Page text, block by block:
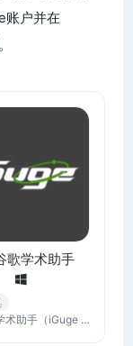
账户并在
歌学术助手
iGG谷歌学术助手（iGuge Helper）为广大科研及医务工作者、高校学生提供谷歌学术文献、期刊等资料产品的查询与加速访问。您可以从一个位置搜索众多学科和资料来源，帮助您在整个学术领域中确定相关性最强的研究。